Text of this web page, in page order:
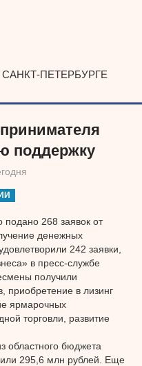
ПЕТЕРБУРГЕ
поддержку
268 заявок от
денежных
242 заявки,
в пресс-службе
получили
приобретение в лизинг
ярмарочных
торговли, развитие
областного бюджета
295,6 млн рублей. Еще